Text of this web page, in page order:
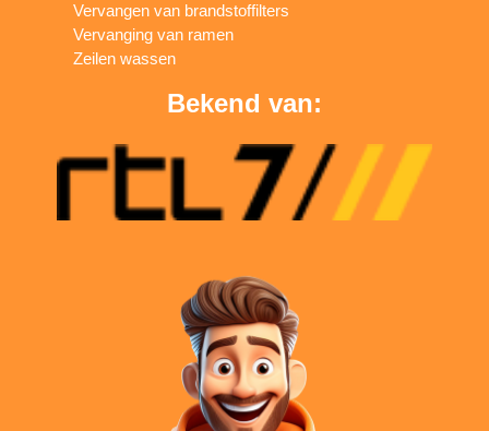
Vervangen van brandstoffilters
Vervanging van ramen
Zeilen wassen
Bekend van: